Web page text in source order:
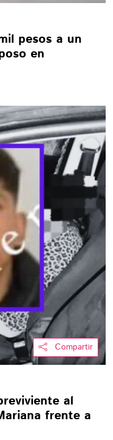
pesos a un
en
Compartir
al
frente a